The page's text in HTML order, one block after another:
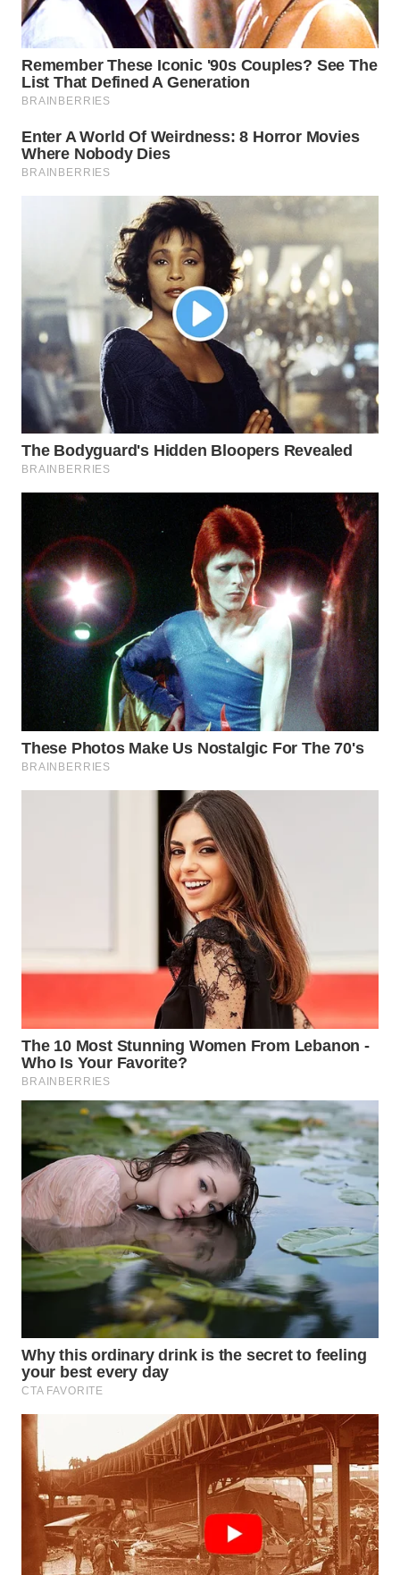
TENGAH
WN DELI
SERDANG
TEBING
TINGGI
WN
BEKASI
WN
BOGOR
WN
DEPOK
WN
TAPANULI
UTARA
WN
SAMOSIR
PADANG
LAWAS
WN
SUMEDANG
WN
BINJAI
WN
CIREBON
WN
INDRAMAYU
WN
KUNINGAN
MAJALENGKA
WN
WN
SUKABUMI
WN
PURWAKARTA